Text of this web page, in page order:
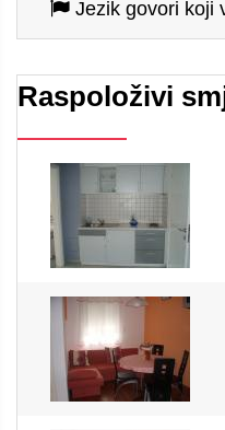
Jezik govori koji
Raspoloživi